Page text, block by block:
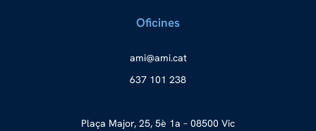
Oficines
tac.i
ma@im
a
637 101 238
Plaça Major, 25, 5è 1a – 08500 Vic